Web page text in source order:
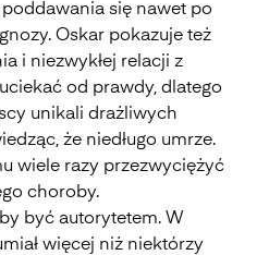
poddawania się nawet po
Oskar pokazuje też
i niezwykłej relacji z
od prawdy, dlatego
unikali drażliwych
że niedługo umrze.
wiele razy przezwyciężyć
choroby.
być autorytetem. W
więcej niż niektórzy